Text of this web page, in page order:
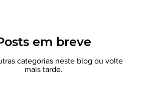
em breve
categorias neste blog ou volte
mais tarde.